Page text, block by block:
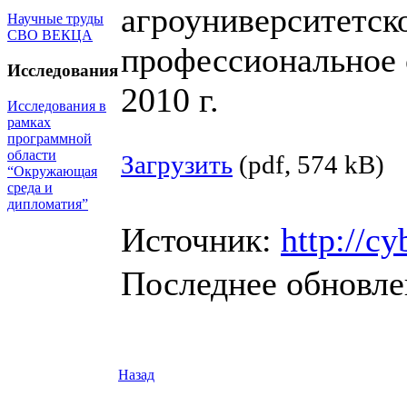
Научные труды
СВО ВЕКЦА
Исследования
Исследования в
рамках
программной
области
“Окружающая
среда и
дипломатия”
2010 г.
Загрузить (pdf, 574 kB)
Источник: http://
Последнее
Назад